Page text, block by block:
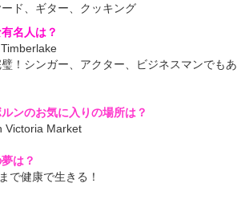
ド、ギター、クッキング
名人は？
！シンガー、アクター、ビジネスマンでもあ
ンのお気に入りの場所は？
Victoria Market
は？
で健康で生きる！